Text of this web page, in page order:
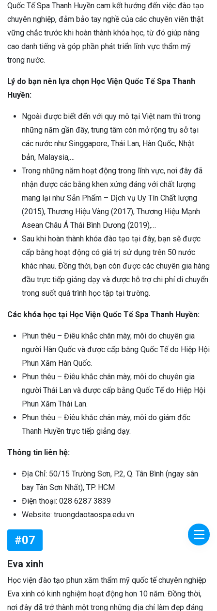
Quốc Tế Spa Thanh Huyền cam kết hướng đến việc đào tạo
chuyên nghiệp, đảm bảo tay nghề của các chuyên viên thật
vững chắc trước khi hoàn thành khóa học, từ đó giúp nâng
cao danh tiếng và góp phần phát triển lĩnh vực thẩm mỹ
trong nước.
Lý do bạn nên lựa chọn Học Viện Quốc Tế Spa Thanh
Huyền:
Ngoài được biết đến với quy mô tại Việt nam thì trong
những năm gần đây, trung tâm còn mở rộng trụ sở tại
các nước như Singgapore, Thái Lan, Hàn Quốc, Nhật
bản, Malaysia,…
Trong những năm hoạt động trong lĩnh vực, nơi đây đã
nhận được các bằng khen xứng đáng với chất lượng
mang lại như Sản Phẩm – Dịch vụ Uy Tín Chất lượng
(2015), Thương Hiệu Vàng (2017), Thương Hiệu Mạnh
Asean Châu Á Thái Bình Dương (2019),…
Sau khi hoàn thành khóa đào tạo tại đây, bạn sẽ được
cấp bằng hoạt động có giá trị sử dụng trên 50 nước
khác nhau. Đồng thời, bạn còn được các chuyên gia hàng
đầu trực tiếp giảng dạy và được hỗ trợ chi phí di chuyển
trong suốt quá trình học tập tại trường.
Các khóa học tại Học Viện Quốc Tế Spa Thanh Huyền:
Phun thêu – Điêu khắc chân mày, môi do chuyên gia
người Hàn Quốc và được cấp bằng Quốc Tế do Hiệp Hội
Phun Xăm Hàn Quốc.
Phun thêu – Điêu khắc chân mày, môi do chuyên gia
người Thái Lan và được cấp bằng Quốc Tế do Hiệp Hội
Phun Xăm Thái Lan.
Phun thêu – Điêu khắc chân mày, môi do giám đốc
Thanh Huyền trực tiếp giảng dạy.
Thông tin liên hệ:
Địa Chỉ: 50/15 Trường Sơn, P.2, Q. Tân Bình (ngay sân
bay Tân Sơn Nhất), TP. HCM
Điện thoại: 028 6287 3839
Website: truongdaotaospa.edu.vn
#07
Eva xinh
Học viện đào tạo phun xăm thẩm mỹ quốc tế chuyên nghiệp
Eva xinh có kinh nghiệm hoạt động hơn 10 năm. Đồng thời,
nơi đây đã trở thành một trong những địa chỉ làm đẹp đáng